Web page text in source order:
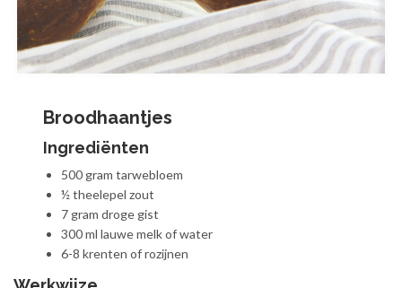
Broodhaantjes
Ingrediënten
500 gram tarwebloem
½ theelepel zout
7 gram droge gist
300 ml lauwe melk of water
6-8 krenten of rozijnen